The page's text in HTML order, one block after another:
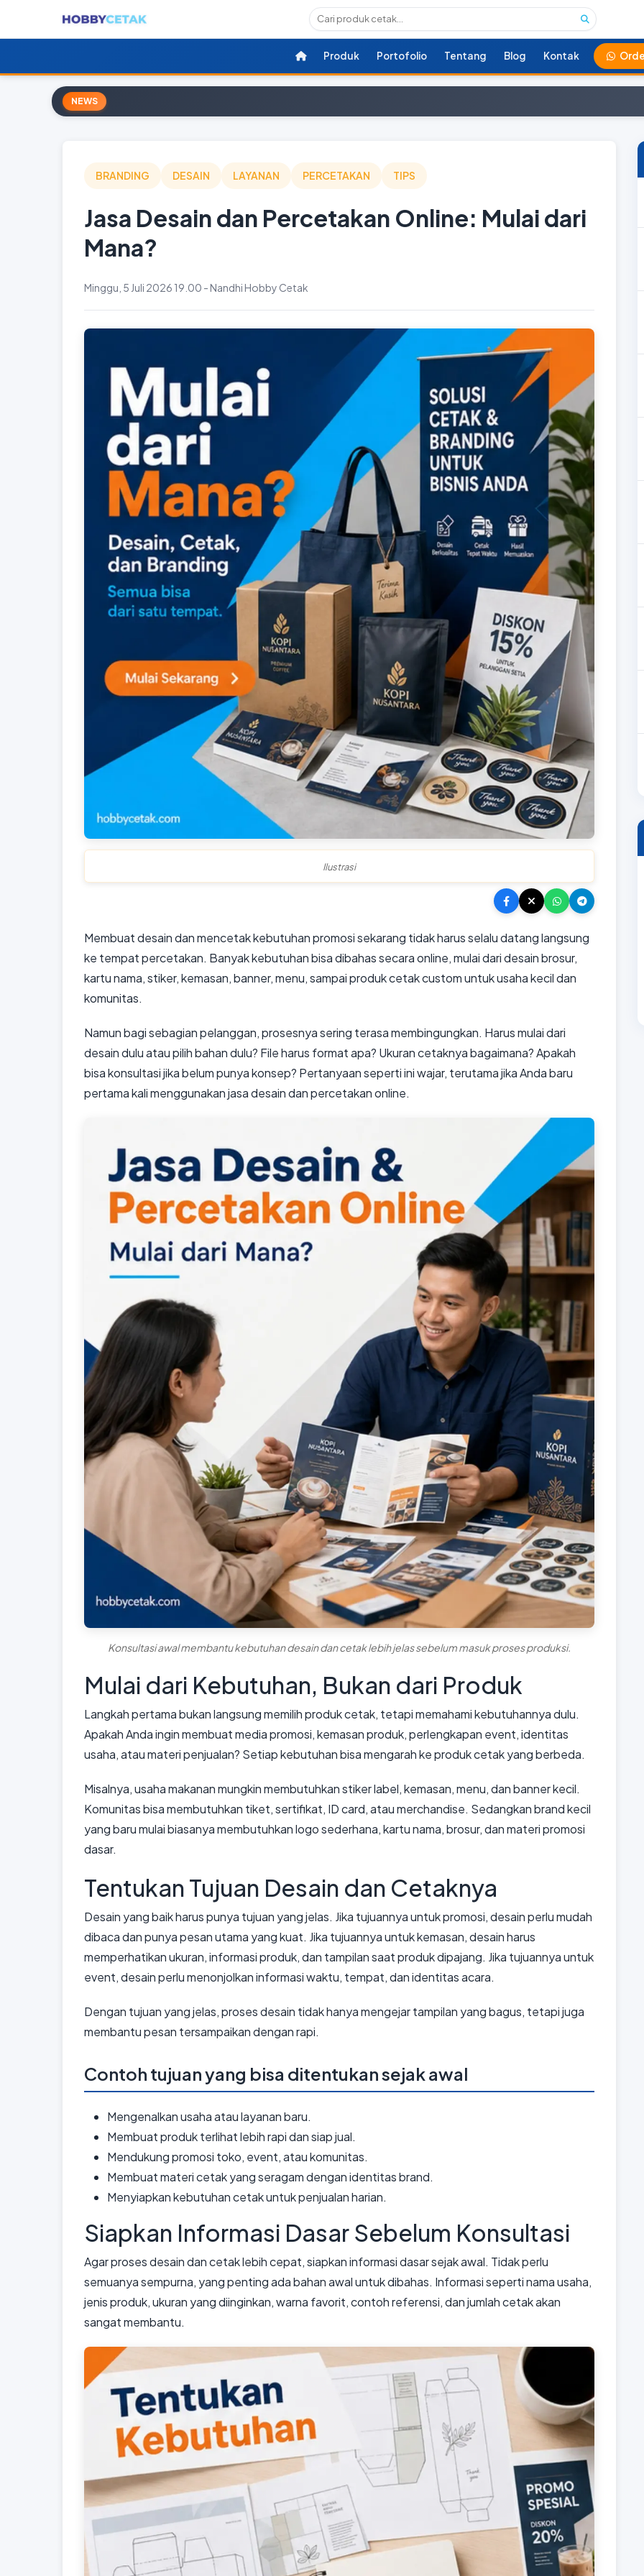
Produk Portofolio Tentang Blog Kontak
NEWS
BRANDING DESAIN LAYANAN PERCETAKAN TIPS
Jasa Desain dan Percetakan Online: Mulai dari
Mana?
Minggu, 5 Juli 2026 19.00 - Nandhi Hobby Cetak
Ilustrasi
Membuat desain dan mencetak kebutuhan promosi sekarang tidak harus selalu datang langsung
ke tempat percetakan. Banyak kebutuhan bisa dibahas secara online, mulai dari desain brosur,
kartu nama, stiker, kemasan, banner, menu, sampai produk cetak custom untuk usaha kecil dan
komunitas.
Namun bagi sebagian pelanggan, prosesnya sering terasa membingungkan. Harus mulai dari
desain dulu atau pilih bahan dulu? File harus format apa? Ukuran cetaknya bagaimana? Apakah
bisa konsultasi jika belum punya konsep? Pertanyaan seperti ini wajar, terutama jika Anda baru
pertama kali menggunakan jasa desain dan percetakan online.
Konsultasi awal membantu kebutuhan desain dan cetak lebih jelas sebelum masuk proses produksi.
Mulai dari Kebutuhan, Bukan dari Produk
Langkah pertama bukan langsung memilih produk cetak, tetapi memahami kebutuhannya dulu.
Apakah Anda ingin membuat media promosi, kemasan produk, perlengkapan event, identitas
usaha, atau materi penjualan? Setiap kebutuhan bisa mengarah ke produk cetak yang berbeda.
Misalnya, usaha makanan mungkin membutuhkan stiker label, kemasan, menu, dan banner kecil.
Komunitas bisa membutuhkan tiket, sertifikat, ID card, atau merchandise. Sedangkan brand kecil
yang baru mulai biasanya membutuhkan logo sederhana, kartu nama, brosur, dan materi promosi
dasar.
Tentukan Tujuan Desain dan Cetaknya
Desain yang baik harus punya tujuan yang jelas. Jika tujuannya untuk promosi, desain perlu mudah
dibaca dan punya pesan utama yang kuat. Jika tujuannya untuk kemasan, desain harus
memperhatikan ukuran, informasi produk, dan tampilan saat produk dipajang. Jika tujuannya untuk
event, desain perlu menonjolkan informasi waktu, tempat, dan identitas acara.
Dengan tujuan yang jelas, proses desain tidak hanya mengejar tampilan yang bagus, tetapi juga
membantu pesan tersampaikan dengan rapi.
Contoh tujuan yang bisa ditentukan sejak awal
Mengenalkan usaha atau layanan baru.
Membuat produk terlihat lebih rapi dan siap jual.
Mendukung promosi toko, event, atau komunitas.
Membuat materi cetak yang seragam dengan identitas brand.
Menyiapkan kebutuhan cetak untuk penjualan harian.
Siapkan Informasi Dasar Sebelum Konsultasi
Agar proses desain dan cetak lebih cepat, siapkan informasi dasar sejak awal. Tidak perlu
semuanya sempurna, yang penting ada bahan awal untuk dibahas. Informasi seperti nama usaha,
jenis produk, ukuran yang diinginkan, warna favorit, contoh referensi, dan jumlah cetak akan
sangat membantu.